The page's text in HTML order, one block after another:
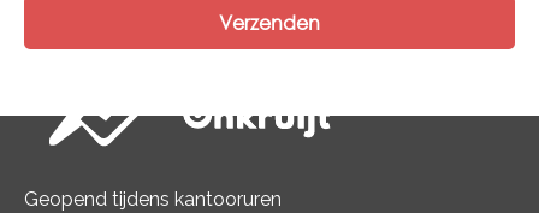
Geopend tijdens kantooruren